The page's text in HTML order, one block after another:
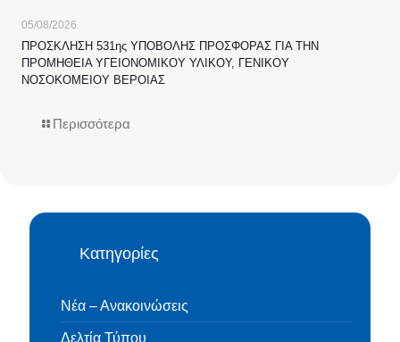
05/08/2026
ΠΡΟΣΚΛΗΣΗ 531ης ΥΠΟΒΟΛΗΣ ΠΡΟΣΦΟΡΑΣ ΓΙΑ ΤΗΝ
ΠΡΟΜΗΘΕΙΑ ΥΓΕΙΟΝΟΜΙΚΟΥ ΥΛΙΚΟΥ, ΓΕΝΙΚΟΥ
ΝΟΣΟΚΟΜΕΙΟΥ ΒΕΡΟΙΑΣ
Περισσότερα
Κατηγορίες
Νέα – Ανακοινώσεις
Δελτία Τύπου